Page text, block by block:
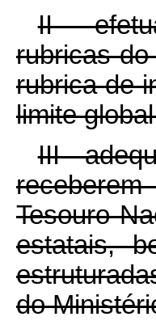
II -
rubricas
rubrica de
limite
III -
Tesouro
estatais,
do